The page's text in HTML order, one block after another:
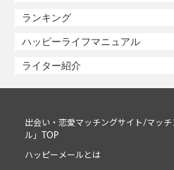
ランキング
ハッピーライフマニュアル
ライター紹介
出会い・恋愛マッチングサイト/マッ
ル」TOP
ハッピーメールとは